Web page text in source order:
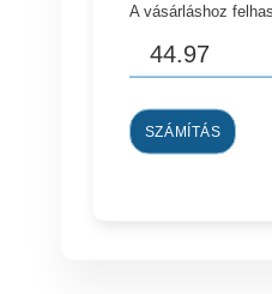
A vásárláshoz
SZÁMÍTÁS